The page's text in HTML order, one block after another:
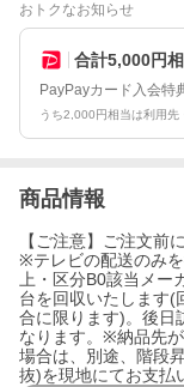
おトクなお知らせ
合計5,000円
PayPayカード入会特
うち2,000円相当は利用先
商品情報
【ご注意】ご注文前
※テレビの配送のみ
上・区分B0該当メー
台を回収いたします(
合に限ります)。後日
なります。※納品先
場合は、別途、階段
抜)を現地にてお支払